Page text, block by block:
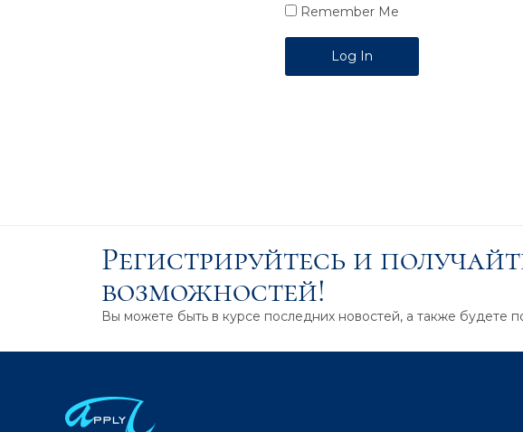
Remember Me
Регистрируйтесь и
возможностей!
Вы можете быть в курсе последних новостей, а также будете